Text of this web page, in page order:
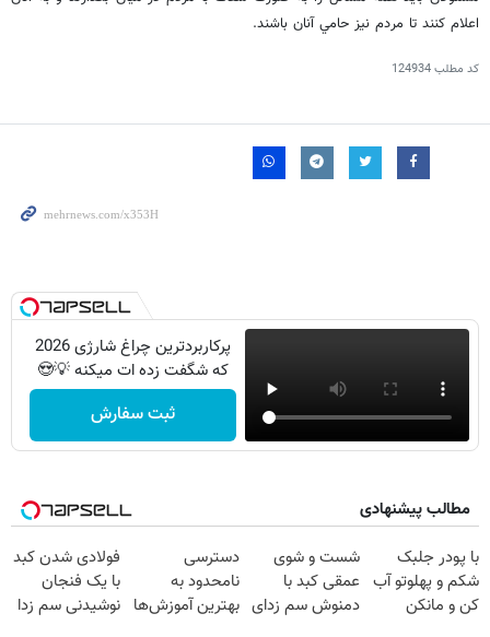
اعلام كنند تا مردم نيز حامي آنان باشند.
کد مطلب124934
پرکاربردترین چراغ شارژی 2026
که شگفت زده ات میکنه 💡😍
ثبت سفارش
مطالب پیشنهادی
با پودر جلبک
شکم و پهلوتو آب
کن و مانکن
شست و شوی
عمقی کبد با
دمنوش سم زدای
دسترسی
نامحدود به
بهترین آموزش‌ها
فولادی شدن کبد
با یک فنجان
نوشیدنی سم زدا